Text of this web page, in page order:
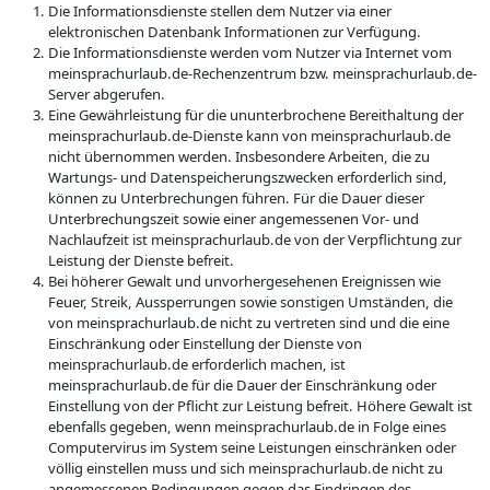
Die Informationsdienste stellen dem Nutzer via einer
elektronischen Datenbank Informationen zur Verfügung.
Die Informationsdienste werden vom Nutzer via Internet vom
meinsprachurlaub.de-Rechenzentrum bzw. meinsprachurlaub.de-
Server abgerufen.
Eine Gewährleistung für die ununterbrochene Bereithaltung der
meinsprachurlaub.de-Dienste kann von meinsprachurlaub.de
nicht übernommen werden. Insbesondere Arbeiten, die zu
Wartungs- und Datenspeicherungszwecken erforderlich sind,
können zu Unterbrechungen führen. Für die Dauer dieser
Unterbrechungszeit sowie einer angemessenen Vor- und
Nachlaufzeit ist meinsprachurlaub.de von der Verpflichtung zur
Leistung der Dienste befreit.
Bei höherer Gewalt und unvorhergesehenen Ereignissen wie
Feuer, Streik, Aussperrungen sowie sonstigen Umständen, die
von meinsprachurlaub.de nicht zu vertreten sind und die eine
Einschränkung oder Einstellung der Dienste von
meinsprachurlaub.de erforderlich machen, ist
meinsprachurlaub.de für die Dauer der Einschränkung oder
Einstellung von der Pflicht zur Leistung befreit. Höhere Gewalt ist
ebenfalls gegeben, wenn meinsprachurlaub.de in Folge eines
Computervirus im System seine Leistungen einschränken oder
völlig einstellen muss und sich meinsprachurlaub.de nicht zu